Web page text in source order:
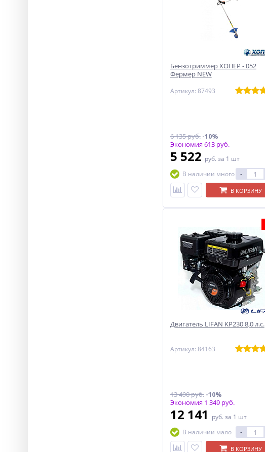
Бензотриммер ХОПЕР - 052
Фермер NEW
Артикул: 87493
6 135 руб.-10%
Экономия 613 руб.
5 522 руб. за 1 шт
В наличии много
-
В КОРЗИНУ
Двигатель LIFAN KP230 8,0 л.с.
Артикул: 84163
13 490 руб.-10%
Экономия 1 349 руб.
12 141 руб. за 1 шт
В наличии мало
-
В КОРЗИНУ